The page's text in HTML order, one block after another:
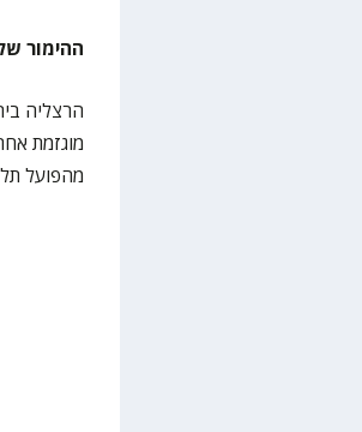
ההימור
הרצליה
מוגזמת
מהפועל